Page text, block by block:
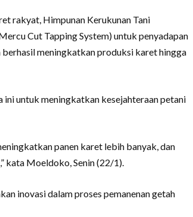
rakyat, Himpunan Kerukunan Tani
Cut Tapping System) untuk penyadapan
meningkatkan produksi karet hingga
untuk meningkatkan kesejahteraan petani
panen karet lebih banyak, dan
kata Moeldoko, Senin (22/1).
inovasi dalam proses pemanenan getah